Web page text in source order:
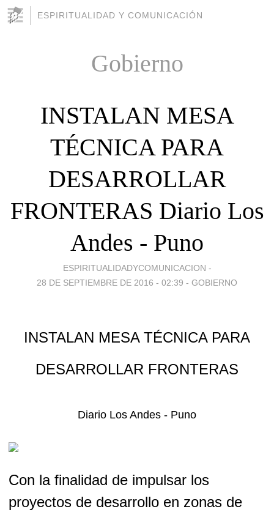
ESPIRITUALIDAD Y COMUNICACIÓN
Gobierno
INSTALAN MESA
TÉCNICA PARA
DESARROLLAR
FRONTERAS Diario Los
Andes - Puno
ESPIRITUALIDADYCOMUNICACION -
28 DE SEPTIEMBRE DE 2016 - 02:39 - GOBIERNO
INSTALAN MESA TÉCNICA PARA
DESARROLLAR FRONTERAS
Diario Los Andes - Puno
Con la finalidad de impulsar los
proyectos de desarrollo en zonas de